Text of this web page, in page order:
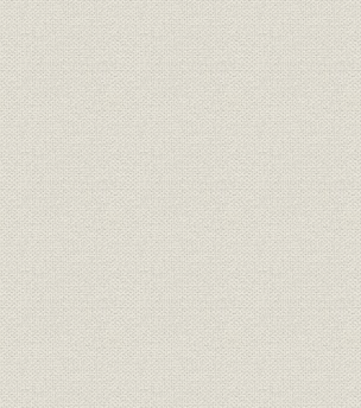
表13 厚・中板圧延機(葺合工場)
表14 熱間薄板圧延機(葺合工場)
表15 冷間薄板圧延機(葺合工場)
表16 平鋼圧延機(葺合工場)
表17 形鋼圧延機(葺合工場)
表18 ゼンジミア・ミル(葺合工場)
表19 冷延けい素鋼帯の品種別製造開始年
表20 亜鉛めっき設備(葺合工場)
表21 すずめっき設備(葺合工場)